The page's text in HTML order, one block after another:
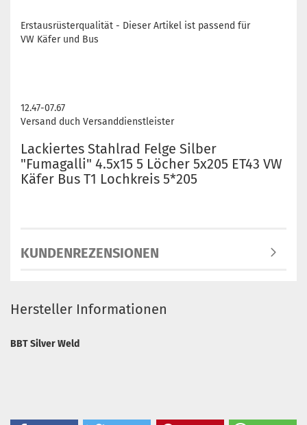
Erstausrüsterqualität - Dieser Artikel ist passend für
VW Käfer und Bus
12.47-07.67
Versand duch Versanddienstleister
Lackiertes Stahlrad Felge Silber
"Fumagalli" 4.5x15 5 Löcher 5x205 ET43 VW
Käfer Bus T1 Lochkreis 5*205
KUNDENREZENSIONEN
Hersteller Informationen
BBT Silver Weld